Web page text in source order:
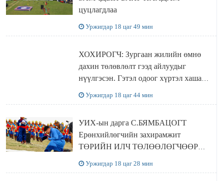
цуцлагдлаа
Уржигдар 18 цаг 49 мин
ХОХИРОГЧ: Зургаан жилийн өмнө
дахин төлөвлөлт гээд айлуудыг
нүүлгэсэн. Гэтэл одоог хүртэл хашаа
Уржигдар 18 цаг 44 мин
УИХ-ын дарга С.БЯМБАЦОГТ
Ерөнхийлөгчийн захирамжит
ТӨРИЙН ИЛЧ ТӨЛӨӨЛӨГЧӨӨР
Уржигдар 18 цаг 28 мин